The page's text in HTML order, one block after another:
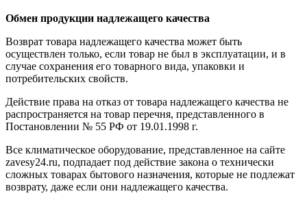
Обмен продукции надлежащего качества
Возврат товара надлежащего качества может быть
осуществлен только, если товар не был в эксплуатации, и в
случае сохранения его товарного вида, упаковки и
потребительских свойств.
Действие права на отказ от товара надлежащего качества не
распространяется на товар перечня, представленного в
Постановлении № 55 РФ от 19.01.1998 г.
Все климатическое оборудование, представленное на сайте
zavesy24.ru, подпадает под действие закона о технически
сложных товарах бытового назначения, которые не подлежат
возврату, даже если они надлежащего качества.